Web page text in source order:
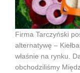
Firma Tarczyński
alternatywę –
właśnie na rynku.
obchodziliśmy